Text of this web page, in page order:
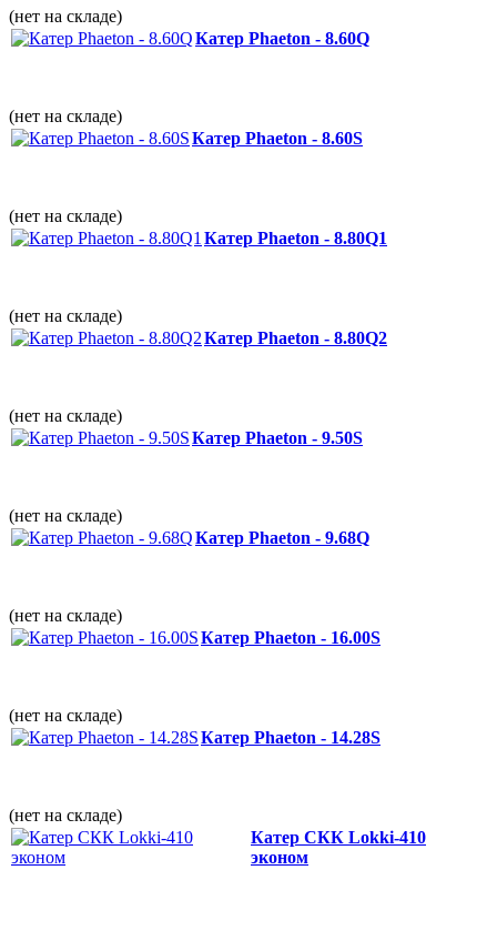
(нет на складе)
Катер Phaeton - 8.60Q
(нет на складе)
Катер Phaeton - 8.60S
(нет на складе)
Катер Phaeton - 8.80Q1
(нет на складе)
Катер Phaeton - 8.80Q2
(нет на складе)
Катер Phaeton - 9.50S
(нет на складе)
Катер Phaeton - 9.68Q
(нет на складе)
Катер Phaeton - 16.00S
(нет на складе)
Катер Phaeton - 14.28S
(нет на складе)
Катер СКК Lokki-410
эконом